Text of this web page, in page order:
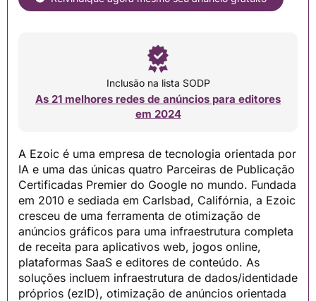
Inclusão na lista SODP
As 21 melhores redes de anúncios para editores
em 2024
A Ezoic é uma empresa de tecnologia orientada por
IA e uma das únicas quatro Parceiras de Publicação
Certificadas Premier do Google no mundo. Fundada
em 2010 e sediada em Carlsbad, Califórnia, a Ezoic
cresceu de uma ferramenta de otimização de
anúncios gráficos para uma infraestrutura completa
de receita para aplicativos web, jogos online,
plataformas SaaS e editores de conteúdo. As
soluções incluem infraestrutura de dados/identidade
próprios (ezID), otimização de anúncios orientada